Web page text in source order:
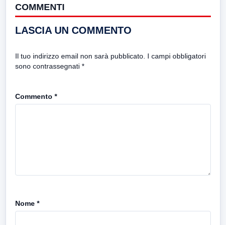
COMMENTI
LASCIA UN COMMENTO
Il tuo indirizzo email non sarà pubblicato. I campi obbligatori
sono contrassegnati *
Commento *
Nome *